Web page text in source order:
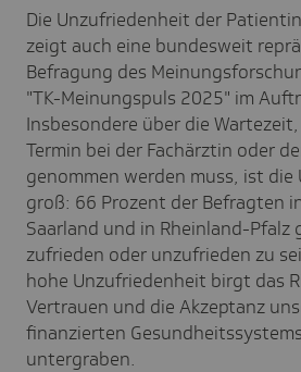
Die Unzufriedenheit der
zeigt auch eine bundesweit
Befragung des
"TK-Meinungspuls 2025" im
Insbesondere über die
Termin bei der Fachärztin oder
genommen werden muss, ist
groß: 66 Prozent der Befragten
Saarland und in Rheinland-Pfalz
zufrieden oder unzufrieden zu
hohe Unzufriedenheit birgt das
Vertrauen und die Akzeptanz
finanzierten
untergraben.